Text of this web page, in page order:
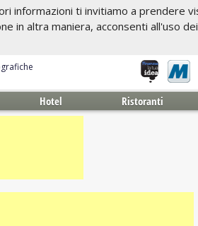
informazioni ti invitiamo a prendere
in altra maniera, acconsenti all'uso
Hotel Ristoranti